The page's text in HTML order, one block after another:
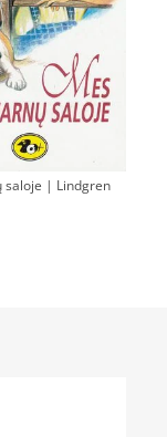
saloje | Lindgren